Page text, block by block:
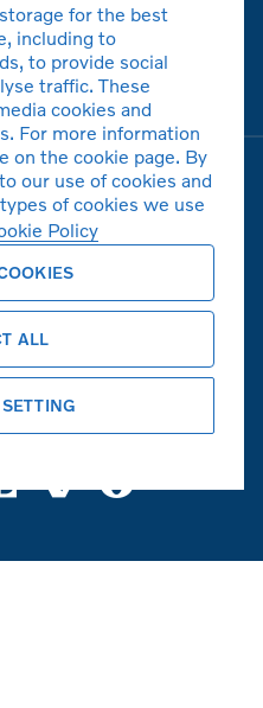
식 홈페이지
Car Corporation
이센스 제공자).
개인정보취급방침
for the best
including to
to provide social
traffic. These
cookies and
For more information
on the cookie page. By
our use of cookies and
of cookies we use
Policy
ALL